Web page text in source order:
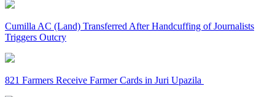
Cumilla AC (Land) Transferred After Handcuffing of Journalists
Triggers Outcry
821 Farmers Receive Farmer Cards in Juri Upazila